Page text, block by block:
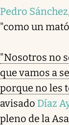
Pedro Sánchez
"como un
"Nosotros no
que vamos a
porque no les
avisado Díaz
pleno de la